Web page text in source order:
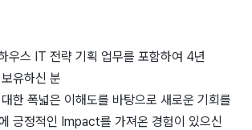
우스 IT 전략 기획 업무를 포함하여 4년
유하신 분
한 폭넓은 이해도를 바탕으로 새로운 기회를
긍정적인 Impact를 가져온 경험이 있으신